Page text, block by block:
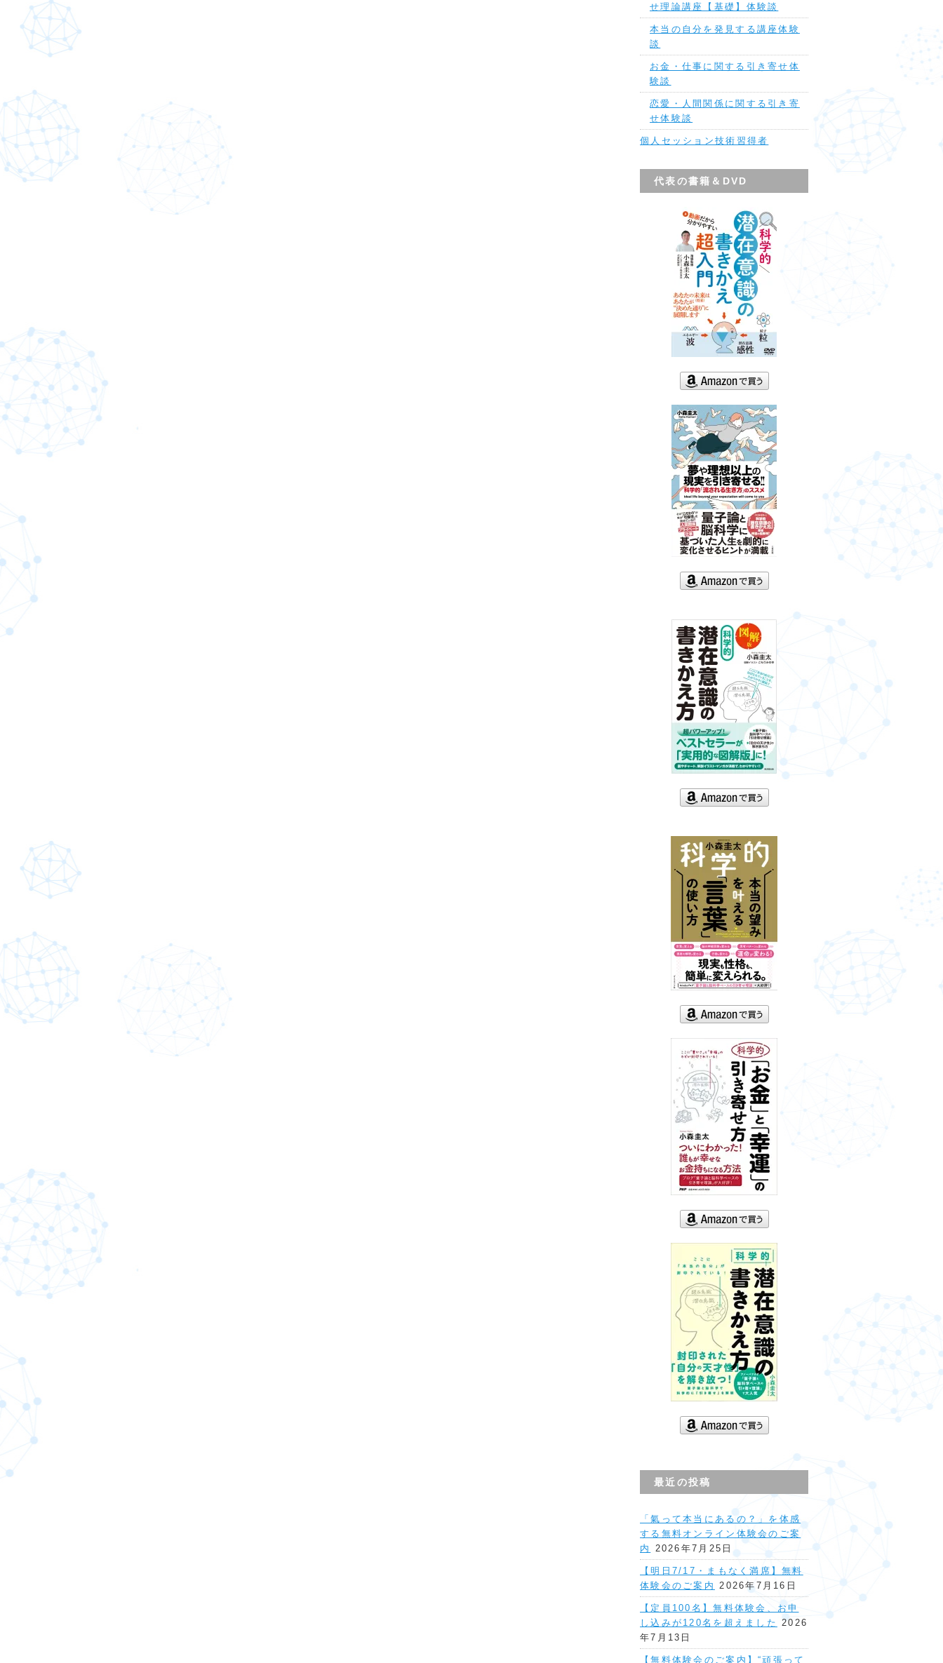
せ理論講座【基礎】体験談
本当の自分を発見する講座体験
談
お金・仕事に関する引き寄せ体
験談
恋愛・人間関係に関する引き寄
せ体験談
個人セッション技術習得者
代表の書籍＆DVD
最近の投稿
「氣って本当にあるの？」を体感
する無料オンライン体験会のご案
内
2026年7月25日
【明日7/17・まもなく満席】無料
体験会のご案内
2026年7月16日
【定員100名】無料体験会、お申
し込みが120名を超えました
2026
年7月13日
【無料体験会のご案内】“頑張って